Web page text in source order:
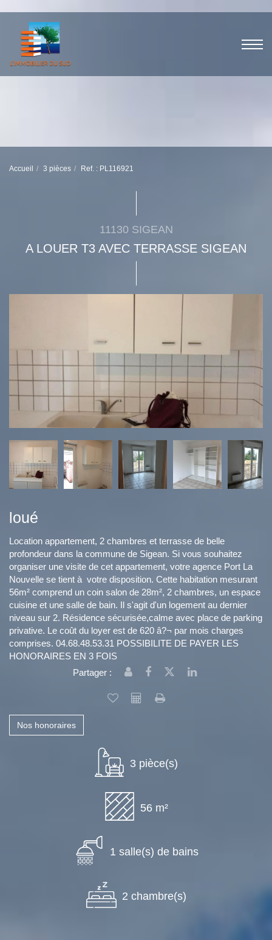
Accueil 3 pièces Ref. : PL116921
11130 SIGEAN
A LOUER T3 AVEC TERRASSE SIGEAN
loué
Location appartement, 2 chambres et terrasse de belle
profondeur dans la commune de Sigean. Si vous souhaitez
organiser une visite de cet appartement, votre agence Port La
Nouvelle se tient à votre disposition. Cette habitation mesurant
56m² comprend un coin salon de 28m², 2 chambres, un espace
cuisine et une salle de bain. Il s'agit d'un logement au dernier
niveau sur 2. Résidence sécurisée,calme avec place de parking
privative. Le coût du loyer est de 620 â?¬ par mois charges
comprises. 04.68.48.53.31 POSSIBILITE DE PAYER LES
HONORAIRES EN 3 FOIS
Partager :
Nos honoraires
3 pièce(s)
56 m²
1 salle(s) de bains
2 chambre(s)